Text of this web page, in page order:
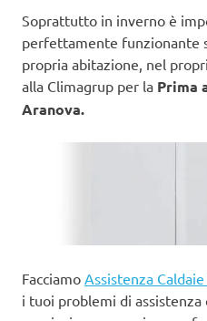
Soprattutto in inverno è
perfettamente funzionante
propria abitazione, nel
alla Climagrup per la Prima
Aranova.
Facciamo Assistenza
i tuoi problemi di assistenza